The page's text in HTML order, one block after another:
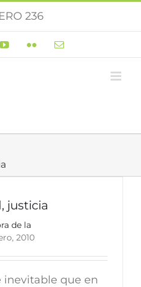
236
YouTubeFlickr Correo
justicia
de la
2010
inevitable que en